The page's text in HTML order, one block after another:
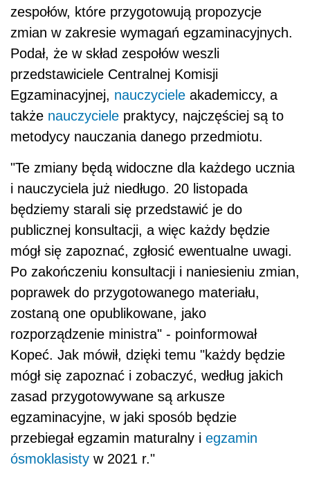
zespołów, które przygotowują propozycje
zmian w zakresie wymagań egzaminacyjnych.
Podał, że w skład zespołów weszli
przedstawiciele Centralnej Komisji
Egzaminacyjnej, nauczyciele akademiccy, a
także nauczyciele praktycy, najczęściej są to
metodycy nauczania danego przedmiotu.
"Te zmiany będą widoczne dla każdego ucznia
i nauczyciela już niedługo. 20 listopada
będziemy starali się przedstawić je do
publicznej konsultacji, a więc każdy będzie
mógł się zapoznać, zgłosić ewentualne uwagi.
Po zakończeniu konsultacji i naniesieniu zmian,
poprawek do przygotowanego materiału,
zostaną one opublikowane, jako
rozporządzenie ministra" - poinformował
Kopeć. Jak mówił, dzięki temu "każdy będzie
mógł się zapoznać i zobaczyć, według jakich
zasad przygotowywane są arkusze
egzaminacyjne, w jaki sposób będzie
przebiegał egzamin maturalny i egzamin
ósmoklasisty w 2021 r."